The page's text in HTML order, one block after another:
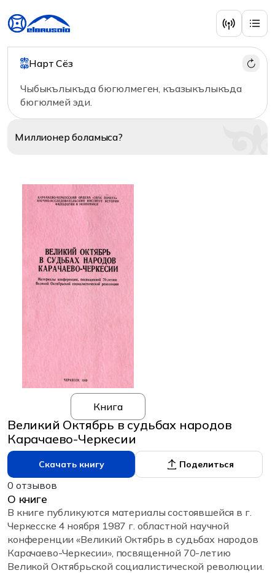
Нарт Сёз
Чыбыкълыкъда бюгюлмеген, къазыкълыкъда
бюгюлмей эди.
Миллионерболамыса?
Наши соседи
Книга
Великий Октябрь в судьбах народов
Карачаево-Черкесии
Скачать книгу Поделиться
0 отзывов
О книге
В книге публикуются материалы состоявшейся в г.
Черкесске 4 ноября 1987 г. областной научной
конференции «Великий Октябрь в судьбах народов
Карачаево-Черкесии», посвященной 70-летию
Великой Октябрьской социалистической революции.